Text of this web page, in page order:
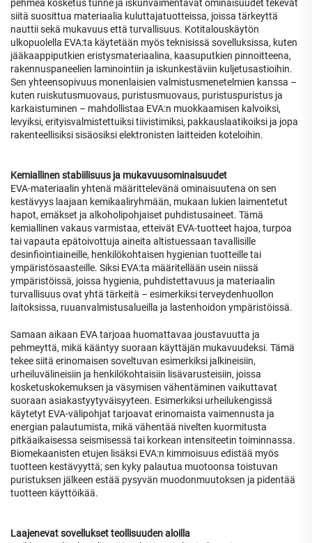
pehmeä kosketus tunne ja iskunvaimentavat ominaisuudet tekevät
siitä suosittua materiaalia kuluttajatuotteissa, joissa tärkeyttä
nauttii sekä mukavuus että turvallisuus. Kotitalouskäytön
ulkopuolella EVA:ta käytetään myös teknisissä sovelluksissa, kuten
jääkaappiputkien eristysmateriaalina, kaasuputkien pinnoitteena,
rakennuspaneelien laminointiin ja iskunkestäviin kuljetusastioihin.
Sen yhteensopivuus monenlaisien valmistusmenetelmien kanssa –
kuten ruiskutusmuovaus, puristusmuovaus, puristuspuristus ja
karkaistuminen – mahdollistaa EVA:n muokkaamisen kalvoiksi,
levyiksi, erityisvalmistettuiksi tiivistimiksi, pakkauslaatikoiksi ja jopa
rakenteellisiksi sisäosiksi elektronisten laitteiden koteloihin.
Kemiallinen stabiilisuus ja mukavuusominaisuudet
EVA-materiaalin yhtenä määrittelevänä ominaisuutena on sen
kestävyys laajaan kemikaaliryhmään, mukaan lukien laimentetut
hapot, emäkset ja alkoholipohjaiset puhdistusaineet. Tämä
kemiallinen vakaus varmistaa, etteivät EVA-tuotteet hajoa, turpoa
tai vapauta epätoivottuja aineita altistuessaan tavallisille
desinfiointiaineille, henkilökohtaisen hygienian tuotteille tai
ympäristösaasteille. Siksi EVA:ta määritellään usein niissä
ympäristöissä, joissa hygienia, puhdistettavuus ja materiaalin
turvallisuus ovat yhtä tärkeitä – esimerkiksi terveydenhuollon
laitoksissa, ruuanvalmistusalueilla ja lastenhoidon ympäristöissä.
Samaan aikaan EVA tarjoaa huomattavaa joustavuutta ja
pehmeyttä, mikä kääntyy suoraan käyttäjän mukavuudeksi. Tämä
tekee siitä erinomaisen soveltuvan esimerkiksi jalkineisiin,
urheiluvälineisiin ja henkilökohtaisiin lisävarusteisiin, joissa
kosketuskokemuksen ja väsymisen vähentäminen vaikuttavat
suoraan asiakastyytyväisyyteen. Esimerkiksi urheilukengissä
käytetyt EVA-välipohjat tarjoavat erinomaista vaimennusta ja
energian palautumista, mikä vähentää nivelten kuormitusta
pitkäaikaisessa seismisessä tai korkean intensiteetin toiminnassa.
Biomekaanisten etujen lisäksi EVA:n kimmoisuus edistää myös
tuotteen kestävyyttä; sen kyky palautua muotoonsa toistuvan
puristuksen jälkeen estää pysyvän muodonmuutoksen ja pidentää
tuotteen käyttöikää.
Laajenevat sovellukset teollisuuden aloilla